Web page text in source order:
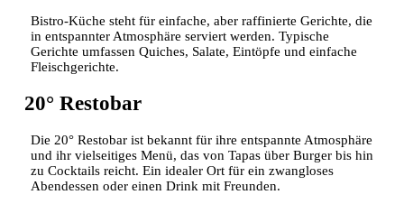
Bistro-Küche steht für einfache, aber raffinierte Gerichte, die
in entspannter Atmosphäre serviert werden. Typische
Gerichte umfassen Quiches, Salate, Eintöpfe und einfache
Fleischgerichte.
20° Restobar
Die 20° Restobar ist bekannt für ihre entspannte Atmosphäre
und ihr vielseitiges Menü, das von Tapas über Burger bis hin
zu Cocktails reicht. Ein idealer Ort für ein zwangloses
Abendessen oder einen Drink mit Freunden.